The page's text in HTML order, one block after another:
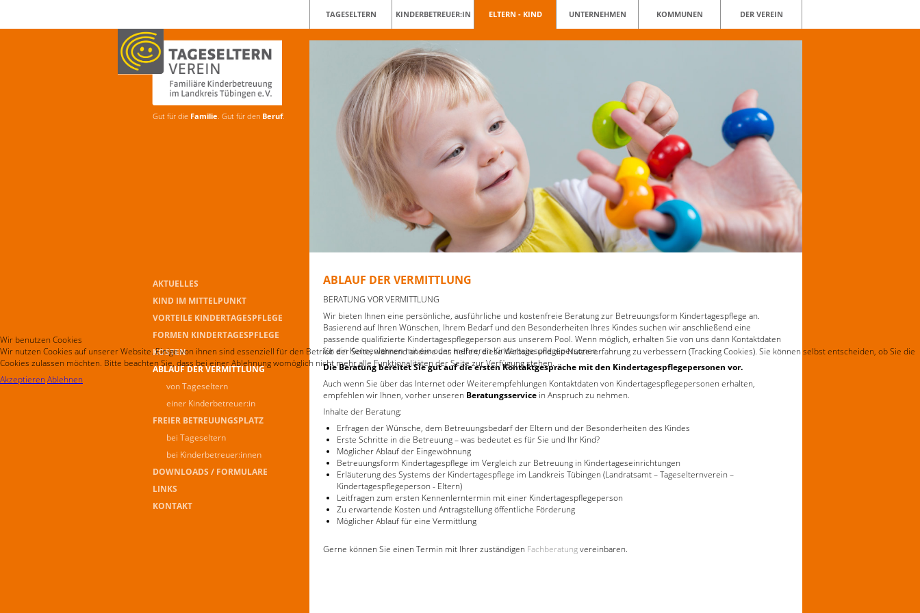
TAGESELTERN KINDERBETREUER:IN ELTERN - KIND UNTERNEHMEN KOMMUNEN DER VEREIN
Gut für die Familie . Gut für den Beruf.
AKTUELLES
KIND IM MITTELPUNKT
VORTEILE KINDERTAGESPFLEGE
FORMEN KINDERTAGESPFLEGE
KOSTEN
ABLAUF DER VERMITTLUNG
von Tageseltern
einer Kinderbetreuer:in
FREIER BETREUUNGSPLATZ
bei Tageseltern
bei Kinderbetreuer:innen
DOWNLOADS / FORMULARE
LINKS
KONTAKT
ABLAUF DER VERMITTLUNG
BERATUNG VOR VERMITTLUNG
Wir bieten Ihnen eine persönliche, ausführliche und kostenfreie Beratung zur Betreuungsform Kindertagespflege an.
Basierend auf Ihren Wünschen, Ihrem Bedarf und den Besonderheiten Ihres Kindes suchen wir anschließend eine
passende qualifizierte Kindertagespflegeperson aus unserem Pool. Wenn möglich, erhalten Sie von uns dann Kontaktdaten
für ein Kennenlernen mit ein oder mehreren Kindertagespflegepersonen.
Die Beratung bereitet Sie gut auf die ersten Kontaktgespräche mit den Kindertagespflegepersonen vor.
Auch wenn Sie über das Internet oder Weiterempfehlungen Kontaktdaten von Kindertagespflegepersonen erhalten,
empfehlen wir Ihnen, vorher unseren Beratungsservice in Anspruch zu nehmen.
Inhalte der Beratung:
Erfragen der Wünsche, dem Betreuungsbedarf der Eltern und der Besonderheiten des Kindes
Erste Schritte in die Betreuung – was bedeutet es für Sie und Ihr Kind?
Möglicher Ablauf der Eingewöhnung
Betreuungsform Kindertagespflege im Vergleich zur Betreuung in Kindertageseinrichtungen
Erläuterung des Systems der Kindertagespflege im Landkreis Tübingen (Landratsamt – Tageselternverein –
Kindertagespflegeperson - Eltern)
Leitfragen zum ersten Kennenlerntermin mit einer Kindertagespflegeperson
Zu erwartende Kosten und Antragstellung öffentliche Förderung
Möglicher Ablauf für eine Vermittlung
Gerne können Sie einen Termin mit Ihrer zuständigen Fachberatungvereinbaren.
Wir benutzen Cookies
Wir nutzen Cookies auf unserer Website. Einige von ihnen sind essenziell für den Betrieb der Seite, während andere uns helfen, diese Website und die Nutzererfahrung zu verbessern (Tracking Cookies). Sie können selbst entscheiden, ob Sie die
Cookies zulassen möchten. Bitte beachten Sie, dass bei einer Ablehnung womöglich nicht mehr alle Funktionalitäten der Seite zur Verfügung stehen.
Akzeptieren Ablehnen